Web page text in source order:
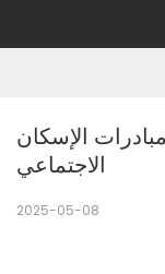
الإسكان
الاجتماعي
2025-05-08